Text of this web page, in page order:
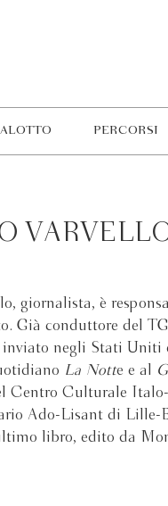
PERCORSI
giornalista, è
Già conduttore del
inviato negli Stati Uniti
La Notte e al
Centro Culturale
Ado-Lisant di Lille-
libro, edito da